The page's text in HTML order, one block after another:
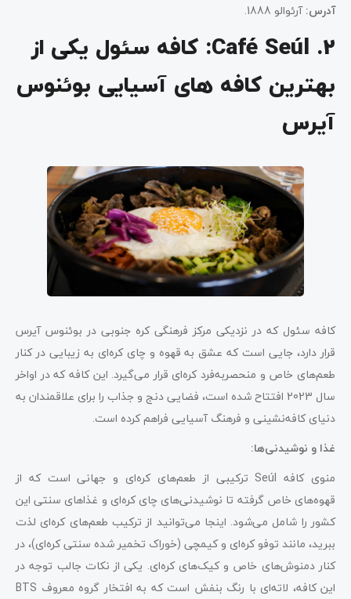
آدرس:آرئوالو 1888.
2. Café Seúl: کافه سئول یکی از
بهترین کافه های آسیایی بوئنوس
آیرس
کافه سئول که در نزدیکی مرکز فرهنگی کره جنوبی در بوئنوس آیرس
قرار دارد، جایی است که عشق به قهوه و چای کره‌ای به زیبایی در کنار
طعم‌های خاص و منحصربه‌فرد کره‌ای قرار می‌گیرد. این کافه که در اواخر
سال 2023 افتتاح شده است، فضایی دنج و جذاب را برای علاقمندان به
دنیای کافه‌نشینی و فرهنگ آسیایی فراهم کرده است.
غذا و نوشیدنی‌ها:
منوی کافه Seúl ترکیبی از طعم‌های کره‌ای و جهانی است که از
قهوه‌های خاص گرفته تا نوشیدنی‌های چای کره‌ای و غذاهای سنتی این
کشور را شامل می‌شود. اینجا می‌توانید از ترکیب طعم‌های کره‌ای لذت
ببرید، مانند توفو کره‌ای و کیمچی (خوراک تخمیر شده سنتی کره‌ای)، در
کنار دمنوش‌های خاص و کیک‌های کره‌ای. یکی از نکات جالب توجه در
این کافه، لاته‌ای با رنگ بنفش است که به افتخار گروه معروف BTS